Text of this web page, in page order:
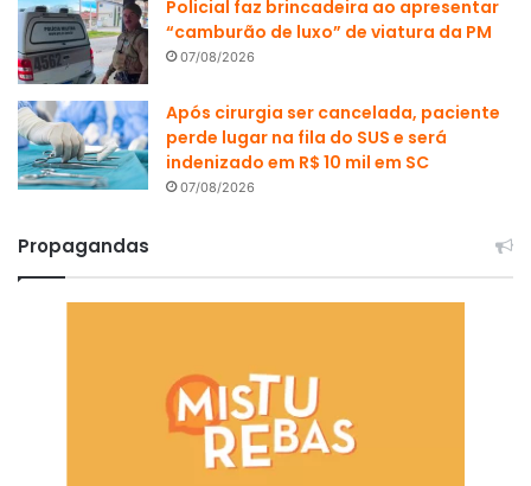
Policial faz brincadeira ao apresentar
“camburão de luxo” de viatura da PM
07/08/2026
Após cirurgia ser cancelada, paciente
perde lugar na fila do SUS e será
indenizado em R$ 10 mil em SC
07/08/2026
Propagandas